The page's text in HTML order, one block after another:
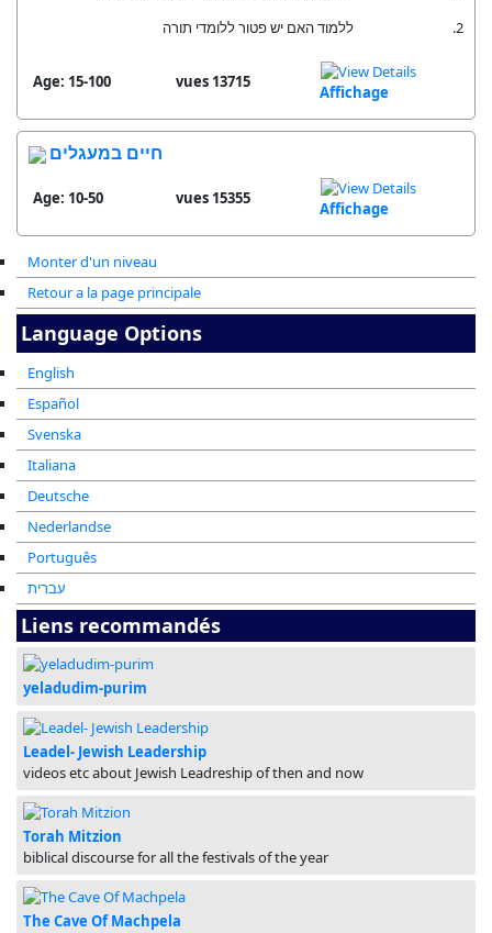
Monter d'un niveau
Retour a la page principale
2. ללמוד האם יש פטור ללומדי תורה
Age: 15-100 13715 vues
Affichage
חיים במעגלים
Age: 10-50 15355 vues
Affichage
Language Options
English
Español
Svenska
Italiana
Deutsche
Nederlandse
Português
עברית
Liens recommandés
yeladudim-purim
Leadel- Jewish Leadership
videos etc about Jewish Leadreship of then and now
Torah Mitzion
biblical discourse for all the festivals of the year
The Cave Of Machpela